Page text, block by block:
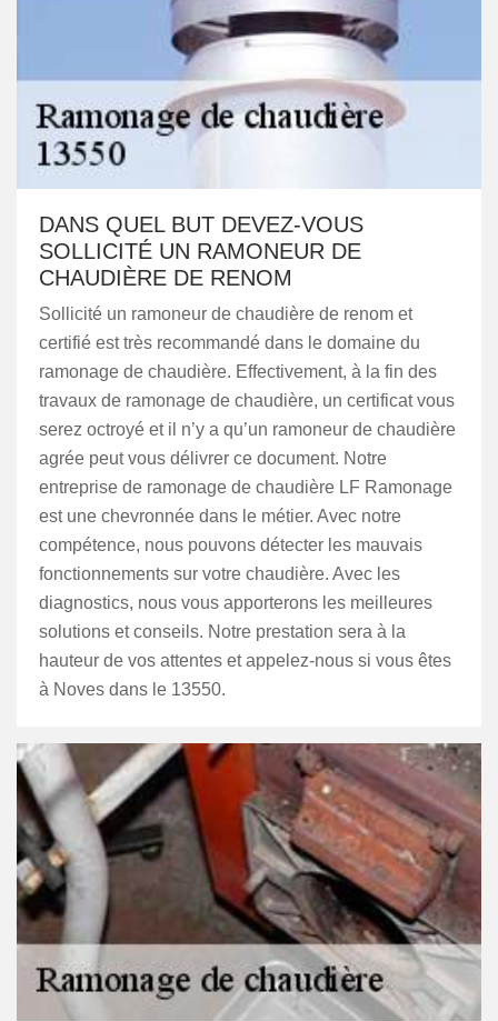
DANS QUEL BUT DEVEZ-VOUS
SOLLICITÉ UN RAMONEUR DE
CHAUDIÈRE DE RENOM
Sollicité un ramoneur de chaudière de renom et
certifié est très recommandé dans le domaine du
ramonage de chaudière. Effectivement, à la fin des
travaux de ramonage de chaudière, un certificat vous
serez octroyé et il n’y a qu’un ramoneur de chaudière
agrée peut vous délivrer ce document. Notre
entreprise de ramonage de chaudière LF Ramonage
est une chevronnée dans le métier. Avec notre
compétence, nous pouvons détecter les mauvais
fonctionnements sur votre chaudière. Avec les
diagnostics, nous vous apporterons les meilleures
solutions et conseils. Notre prestation sera à la
hauteur de vos attentes et appelez-nous si vous êtes
à Noves dans le 13550.